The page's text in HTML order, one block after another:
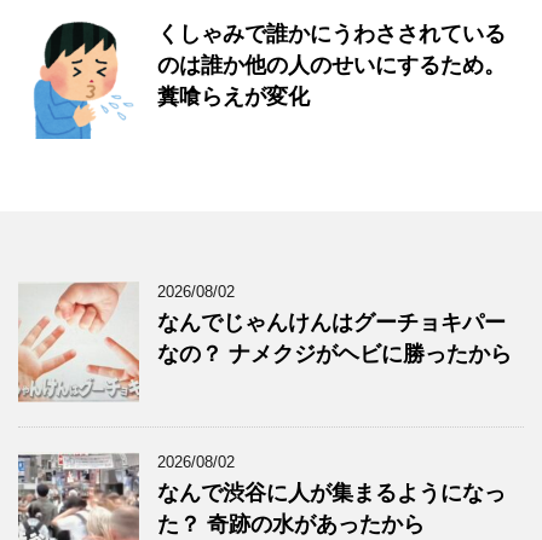
くしゃみで誰かにうわさされている
のは誰か他の人のせいにするため。
糞喰らえが変化
2026/08/02
なんでじゃんけんはグーチョキパー
なの？ ナメクジがヘビに勝ったから
2026/08/02
なんで渋谷に人が集まるようになっ
た？ 奇跡の水があったから